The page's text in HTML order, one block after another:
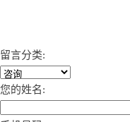
留言分类:
您的姓名: